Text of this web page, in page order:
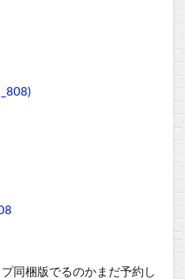
同梱版でるのかまだ予約し